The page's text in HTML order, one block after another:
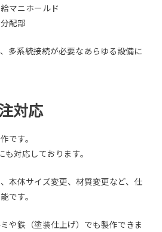
マニホールド
配部
多系統接続が必要なあらゆる設備に
対応
です。
対応しております。
本体サイズ変更、材質変更など、仕
です。
や鉄（塗装仕上げ）でも製作できま